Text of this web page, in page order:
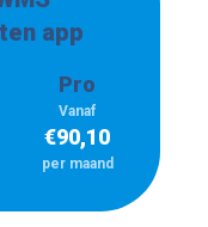
app
Pro
Vanaf
€90,10
per maand